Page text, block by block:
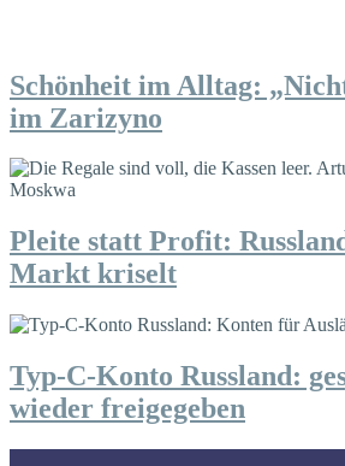
Schönheit im Alltag:
im Zarizyno
Pleite statt Profit:
Markt kriselt
Typ-C-Konto Russland:
wieder freigegeben